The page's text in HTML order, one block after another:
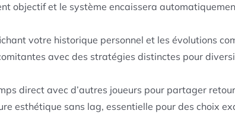
objectif et le système encaissera
votre historique personnel et les évolutions
avec des stratégies distinctes pour
direct avec d’autres joueurs pour partager
esthétique sans lag, essentielle pour des choix